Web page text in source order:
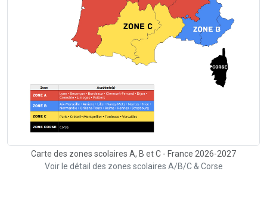
Carte des zones scolaires A, B et C - France 2026-2027
Voir le détail des zones scolaires A/B/C & Corse